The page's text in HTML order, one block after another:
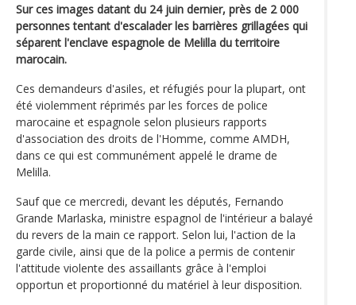
Sur ces images datant du 24 juin dernier, près de 2 000
personnes tentant d'escalader les barrières grillagées qui
séparent l'enclave espagnole de Melilla du territoire
marocain.
Ces demandeurs d'asiles, et réfugiés pour la plupart, ont
été violemment réprimés par les forces de police
marocaine et espagnole selon plusieurs rapports
d'association des droits de l'Homme, comme AMDH,
dans ce qui est communément appelé le drame de
Melilla.
Sauf que ce mercredi, devant les députés, Fernando
Grande Marlaska, ministre espagnol de l'intérieur a balayé
du revers de la main ce rapport. Selon lui, l'action de la
garde civile, ainsi que de la police a permis de contenir
l'attitude violente des assaillants grâce à l'emploi
opportun et proportionné du matériel à leur disposition.